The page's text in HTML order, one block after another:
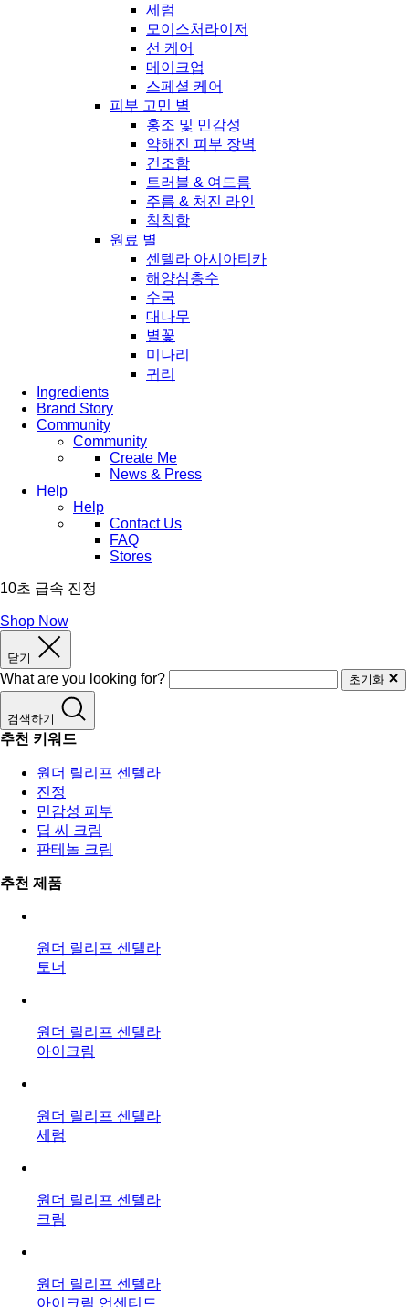
세럼
모이스처라이저
선 케어
메이크업
스페셜 케어
피부 고민 별
홍조 및 민감성
약해진 피부 장벽
건조함
트러블 & 여드름
주름 & 처진 라인
칙칙함
원료 별
센텔라 아시아티카
해양심층수
수국
대나무
별꽃
미나리
귀리
Ingredients
Brand Story
Community
Community
Create Me
News & Press
Help
Help
Contact Us
FAQ
Stores
10초 급속 진정
Shop Now
닫기
What are you looking for? 초기화
검색하기
추천 키워드
원더 릴리프 센텔라
진정
민감성 피부
딥 씨 크림
판테놀 크림
추천 제품
원더 릴리프 센텔라
토너
원더 릴리프 센텔라
아이크림
원더 릴리프 센텔라
세럼
원더 릴리프 센텔라
크림
원더 릴리프 센텔라
아이크림 언센티드